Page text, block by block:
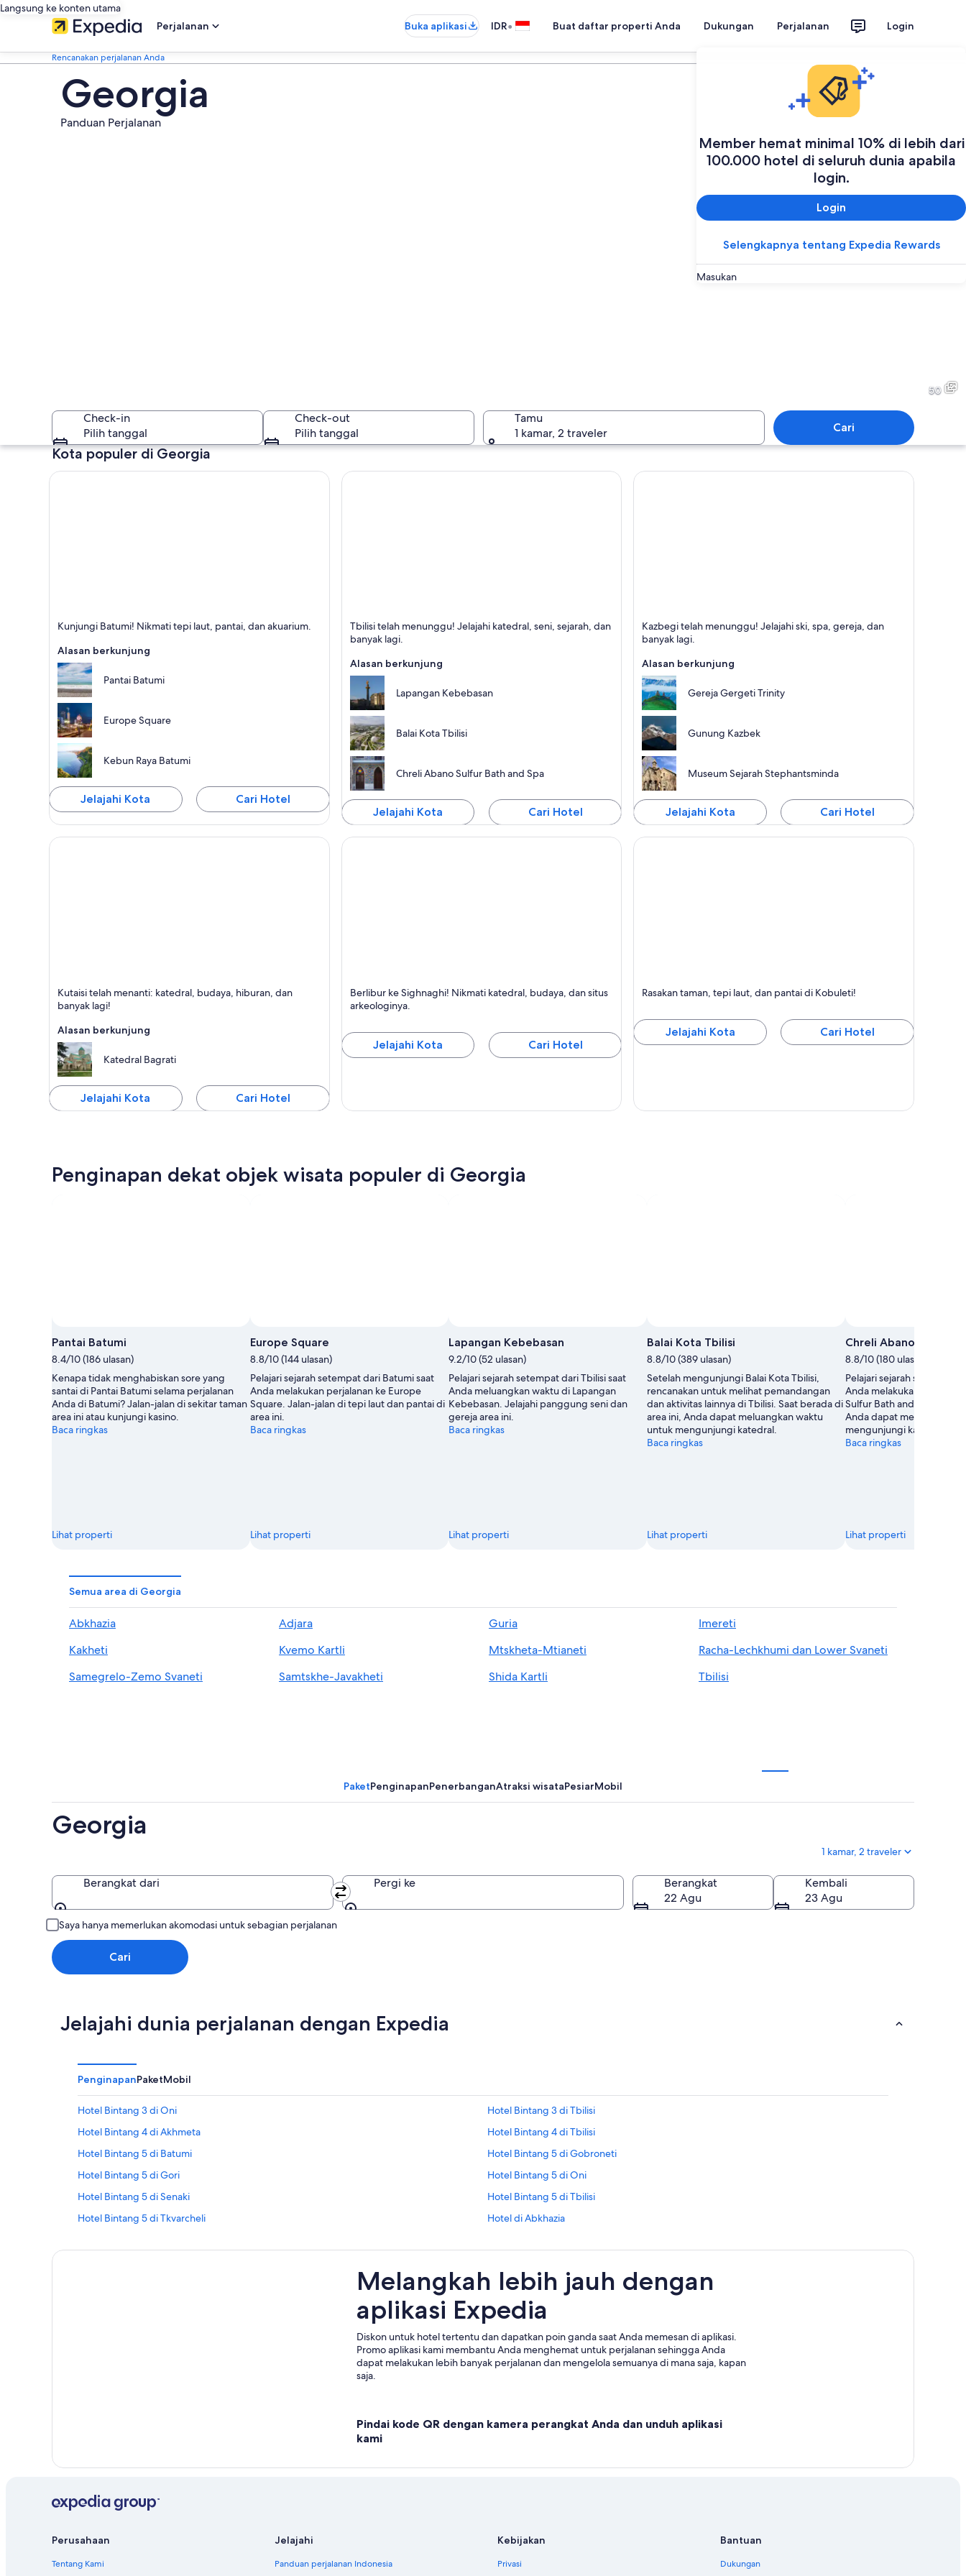
Langsung ke konten utama
Perjalanan
Buka aplikasi IDR• Buat daftar properti Anda Dukungan Perjalanan Login
Member hemat minimal 10% di lebih dari
100.000 hotel di seluruh dunia apabila
login.
Login
Selengkapnya tentang Expedia Rewards
Masukan
Rencanakan perjalanan Anda
Georgia
Panduan Perjalanan
Georgia
50
Check-in
Pilih tanggal
Check-out
Pilih tanggal
Tamu
1 kamar, 2 traveler
Cari
Kota populer di Georgia
Batumi
Terkenal dengan Pantai, Laut, dan Naik Kapal
Kunjungi Batumi! Nikmati tepi laut, pantai, dan akuarium.
Alasan berkunjung
Pantai Batumi
Europe Square
Kebun Raya Batumi
Jelajahi Kota Cari Hotel
Tbilisi
Terkenal dengan Bersejarah, Katedral, dan Gereja
Tbilisi telah menunggu! Jelajahi katedral, seni, sejarah, dan
banyak lagi.
Alasan berkunjung
Lapangan Kebebasan
Balai Kota Tbilisi
Chreli Abano Sulfur Bath and Spa
Jelajahi Kota Cari Hotel
Kazbegi
Terkenal dengan Ski, Spa, dan Boling
Kazbegi telah menunggu! Jelajahi ski, spa, gereja, dan
banyak lagi.
Alasan berkunjung
Gereja Gergeti Trinity
Gunung Kazbek
Museum Sejarah Stephantsminda
Jelajahi Kota Cari Hotel
Terkenal dengan
Katedral, Budaya, dan
Gereja
Kutaisi telah menanti: katedral, budaya, hiburan, dan
banyak lagi!
Alasan berkunjung
Katedral Bagrati
Jelajahi Kota Cari Hotel
Terkenal dengan Katedral, Gereja, dan Budaya
Berlibur ke Sighnaghi! Nikmati katedral, budaya, dan situs
arkeologinya.
Jelajahi Kota Cari Hotel
Terkenal dengan Pantai, Makan, dan Laut
Rasakan taman, tepi laut, dan pantai di Kobuleti!
Jelajahi Kota Cari Hotel
Penginapan dekat objek wisata populer di Georgia
Pantai Batumi
8.4/10 (186 ulasan)
Kenapa tidak menghabiskan sore yang
santai di Pantai Batumi selama perjalanan
Anda di Batumi? Jalan-jalan di sekitar taman
area ini atau kunjungi kasino.
Baca ringkas
Lihat properti
Europe Square
8.8/10 (144 ulasan)
Pelajari sejarah setempat dari Batumi saat
Anda melakukan perjalanan ke Europe
Square. Jalan-jalan di tepi laut dan pantai di
area ini.
Baca ringkas
Lihat properti
Terbuka
oleh
Georgia
Pictures
Lapangan Kebebasan
9.2/10 (52 ulasan)
Pelajari sejarah setempat dari Tbilisi saat
Anda meluangkan waktu di Lapangan
Kebebasan. Jelajahi panggung seni dan
gereja area ini.
Baca ringkas
Lihat properti
Balai Kota Tbilisi
8.8/10 (389 ulasan)
Setelah mengunjungi Balai Kota Tbilisi,
rencanakan untuk melihat pemandangan
dan aktivitas lainnya di Tbilisi. Saat berada di
area ini, Anda dapat meluangkan waktu
untuk mengunjungi katedral.
Baca ringkas
Lihat properti
Chreli Abano Sulfur
8.8/10 (180 ulasan)
Pelajari sejarah setempat
Anda melakukan
Sulfur Bath and Spa. Saat
Anda dapat meluangkan
mengunjungi katedral.
Baca ringkas
Lihat properti
Semua area di Georgia
Abkhazia Adjara Guria
Imereti
Kakheti
Kvemo Kartli Mtskheta-Mtianeti
Racha-Lechkhumi dan Lower Svaneti
Samegrelo-Zemo Svaneti
Samtskhe-Javakheti Shida Kartli Tbilisi
PaketPenginapanPenerbanganAtraksi wisataPesiarMobil
Georgia
1 kamar, 2 traveler
Berangkat dari Pergi ke
Berangkat
22 Agu
Kembali
23 Agu
Saya hanya memerlukan akomodasi untuk sebagian perjalanan
Cari
Jelajahi dunia perjalanan dengan Expedia
PenginapanPaketMobil
Hotel Bintang 3 di Oni
Hotel Bintang 3 di Tbilisi
Hotel Bintang 4 di Akhmeta
Hotel Bintang 4 di Tbilisi
Hotel Bintang 5 di Batumi
Hotel Bintang 5 di Gobroneti
Hotel Bintang 5 di Gori
Hotel Bintang 5 di Oni
Hotel Bintang 5 di Senaki
Hotel Bintang 5 di Tbilisi
Hotel Bintang 5 di Tkvarcheli
Hotel di Abkhazia
Hotel di Racha-Lechkhumi dan Lower Svaneti
Hotel di Shida Kartli
Hotel Oakwood di Tbilisi
Melangkah lebih jauh dengan
aplikasi Expedia
Diskon untuk hotel tertentu dan dapatkan poin ganda saat Anda memesan di aplikasi.
Promo aplikasi kami membantu Anda menghemat untuk perjalanan sehingga Anda
dapat melakukan lebih banyak perjalanan dan mengelola semuanya di mana saja, kapan
saja.
Pindai kode QR dengan kamera perangkat Anda dan unduh aplikasi
kami
Perusahaan
Tentang Kami
Jelajahi
Panduan perjalanan Indonesia
Kebijakan
Privasi
Bantuan
Dukungan